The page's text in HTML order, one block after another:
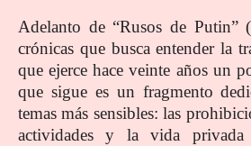
Adelanto de “Rusos de
crónicas que busca entender la
que ejerce hace veinte años un
que sigue es un fragmento
temas más sensibles: las
actividades y la vida